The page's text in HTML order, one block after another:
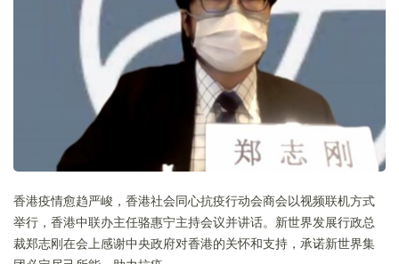
香港疫情愈趋严峻，香港社会同心抗疫行动会商会以视频联机方式
举行，香港中联办主任骆惠宁主持会议并讲话。新世界发展行政总
裁郑志刚在会上感谢中央政府对香港的关怀和支持，承诺新世界集